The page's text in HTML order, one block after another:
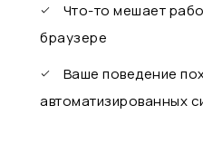
Что-то мешает
браузере
Ваше поведение
автоматизированных